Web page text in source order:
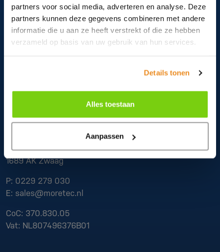
partners voor social media, adverteren en analyse. Deze
partners kunnen deze gegevens combineren met andere
informatie die u aan ze heeft verstrekt of die ze hebben
verzameld op basis van uw gebruik van hun services.
Details tonen
Alles toestaan
Aanpassen
Follow us
Moretec Plastic Machinery B.V.
De Factorij 37
1689 AK Zwaag
P: 0229 279 030
E: sales@moretec.nl
CoC: 370.830.05
Vat: NL807496376B01